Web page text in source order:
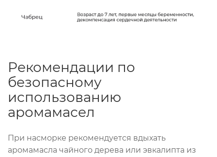
Рекомендации по
безопасному
использованию
аромамасел
При насморке рекомендуется вдыхать
аромамасла чайного дерева или эвкалипта из